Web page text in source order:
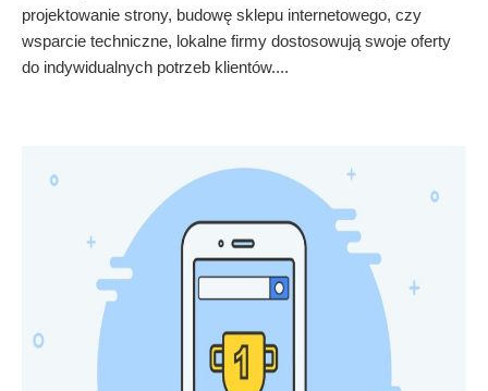
projektowanie strony, budowę sklepu internetowego, czy
wsparcie techniczne, lokalne firmy dostosowują swoje oferty
do indywidualnych potrzeb klientów....